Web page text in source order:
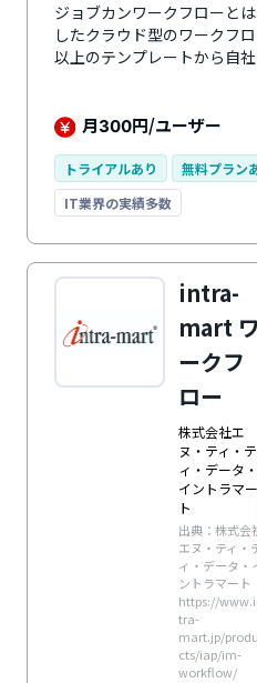
ジョブカンワークフローと
したクラウド型のワークフ
以上のテンプレートから自
き、会社独自の申請書フォ
スマホブラウザにも最適化
時にも迅速な申請・承認が
スといった各種サービスと
効率化できます。
月300円/ユーザー
トライアルあり 無料プラン
IT業界の実績多数
intra-
mart ワ
ークフ
ロー
株式会社エ
ヌ・ティ・テ
ィ・データ・
イントラマー
ト
出典：株式会
エヌ・ティ・
ィ・データ・
ントラマート
https://
tra-
mart.jp/produ
cts/iap/im-
workflow/